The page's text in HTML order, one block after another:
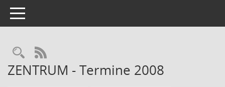
Toggle navigation
Rechercheauswahl
RSS-Feed
ZENTRUM - Termine 2008